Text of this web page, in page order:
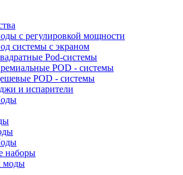
с регулировкой мощности
системы с экраном
Pod-системы
POD - системы
POD - системы
и испарители
наборы
моды